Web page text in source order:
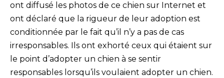
ont diffusé les photos de ce chien sur Internet et
ont déclaré que la rigueur de leur adoption est
conditionnée par le fait qu’il n’y a pas de cas
irresponsables. Ils ont exhorté ceux qui étaient sur
le point d’adopter un chien à se sentir
responsables lorsqu’ils voulaient adopter un chien.